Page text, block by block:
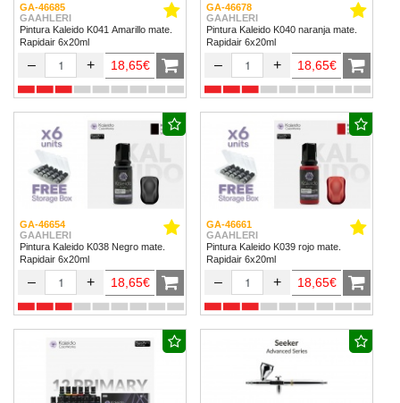
GA-46685
GAAHLERI
Pintura Kaleido K041 Amarillo mate.
Rapidair 6x20ml
– + 18,65€
GA-46678
GAAHLERI
Pintura Kaleido K040 naranja mate.
Rapidair 6x20ml
– + 18,65€
GA-46654
GAAHLERI
Pintura Kaleido K038 Negro mate.
Rapidair 6x20ml
– + 18,65€
GA-46661
GAAHLERI
Pintura Kaleido K039 rojo mate.
Rapidair 6x20ml
– + 18,65€